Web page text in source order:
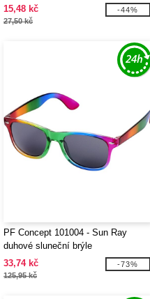
15,48 kč
27,50 kč
-44%
PF Concept 101004 - Sun Ray
duhové sluneční brýle
33,74 kč
125,95 kč
-73%